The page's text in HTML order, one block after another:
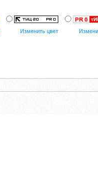
Изменить цвет